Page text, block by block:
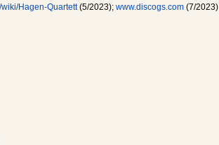
Hagen-Quartett(5/2023); www.discogs.com (7/